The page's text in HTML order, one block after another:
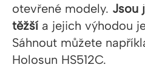
otevřené modely. Jsou
těžší a jejich výhodou
Sáhnout můžete
Holosun HS512C.